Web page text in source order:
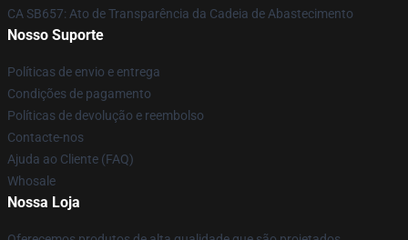
CA SB657: Ato de Transparência da Cadeia de Abastecimento
Nosso Suporte
Políticas de envio e entrega
Condições de pagamento
Políticas de devolução e reembolso
Contacte-nos
Ajuda ao Cliente (FAQ)
Whosale
Nossa Loja